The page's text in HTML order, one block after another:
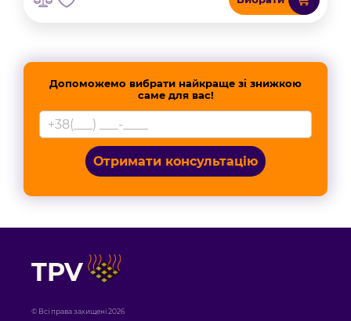
Допоможемо вибрати найкраще зі знижкою
саме для вас!
Отримати консультацію
TPV
© Всі права захищені 2026